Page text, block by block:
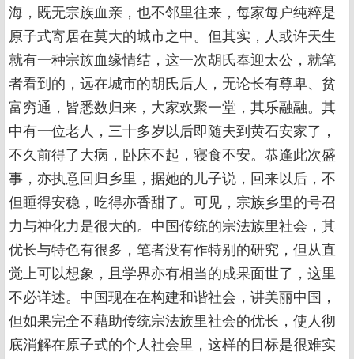
海，既无宗族血亲，也不邻里往来，每家每户纯粹是
原子式寄居在莫大的城市之中。但其实，人或许天生
就有一种宗族血缘情结，这一次胡氏奉迎太公，就笔
者看到的，远在城市的胡氏后人，无论长有尊卑、贫
富穷通，皆悉数归来，大家欢聚一堂，其乐融融。其
中有一位老人，三十多岁以后即随夫到黄石安家了，
不久前得了大病，卧床不起，寝食不安。恭逢此次盛
事，亦执意回归乡里，据她的儿子说，回来以后，不
但睡得安稳，吃得亦香甜了。可见，宗族乡里的号召
力与神化力是很大的。中国传统的宗法族里社会，其
优长与特色有很多，笔者没有作特别的研究，但从直
觉上可以想象，且学界亦有相当的成果面世了，这里
不必详述。中国现在在构建和谐社会，讲美丽中国，
但如果完全不藉助传统宗法族里社会的优长，使人彻
底消解在原子式的个人社会里，这样的目标是很难实